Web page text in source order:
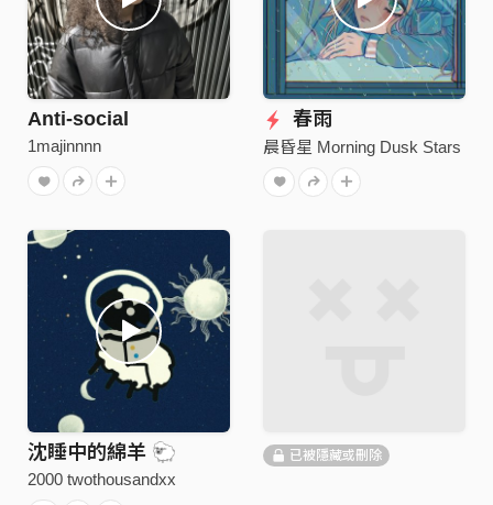
Anti-social
1majinnnn
春雨
晨昏星 Morning Dusk Stars
沈睡中的綿羊 🐑
2000 twothousandxx
已被隱藏或刪除